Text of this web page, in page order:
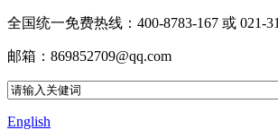
全国统一免费热线：400-8783-167 或 021-
邮箱：869852709@qq.com
English